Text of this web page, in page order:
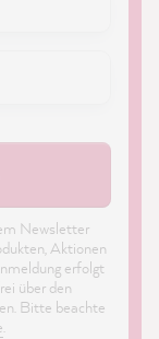
Newsletter
Aktionen
erfolgt
über den
Bitte beachte
.